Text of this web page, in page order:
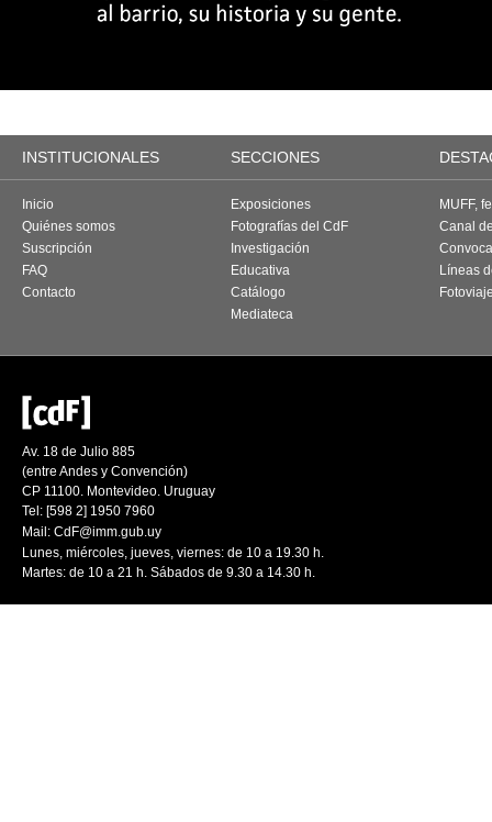
INSTITUCIONALES SECCIONES
Inicio
Quiénes somos
Suscripción
FAQ
Contacto
Exposiciones
Fotografías del CdF
Investigación
Educativa
Catálogo
Mediateca
MUFF,
Canal
Líneas
Av. 18 de Julio 885
(entre Andes y Convención)
CP 11100. Montevideo. Uruguay
Tel: [598 2] 1950 7960
Mail: CdF@imm.gub.uy
Lunes, miércoles, jueves, viernes: de 10 a 19.30 h.
Martes: de 10 a 21 h. Sábados de 9.30 a 14.30 h.